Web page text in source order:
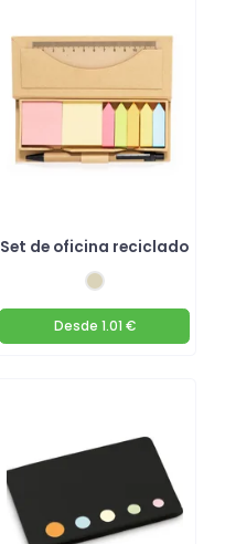
Set de oficina reciclado
Desde 1.01 €